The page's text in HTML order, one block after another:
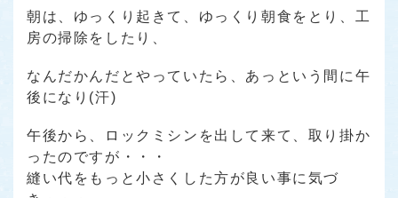
朝は、ゆっくり起きて、ゆっくり朝食をとり、工
房の掃除をしたり、
なんだかんだとやっていたら、あっという間に午
後になり(汗)
午後から、ロックミシンを出して来て、取り掛か
ったのですが・・・
縫い代をもっと小さくした方が良い事に気づ